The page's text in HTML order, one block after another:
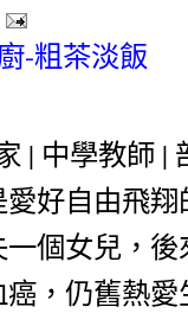
-粗茶淡飯
| 中學教師 |
好自由飛
個女兒，
，仍舊熱